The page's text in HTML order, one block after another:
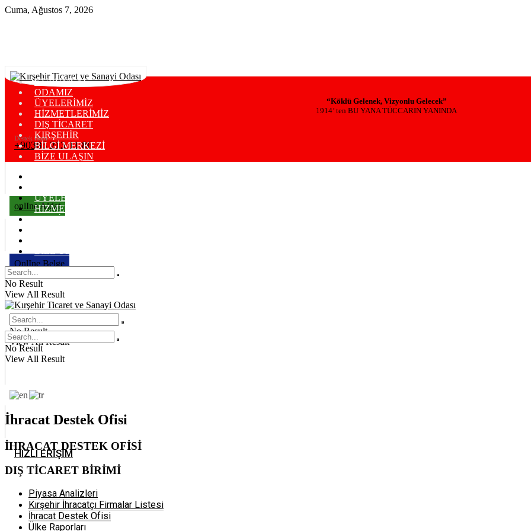
Cuma, Ağustos 7, 2026
“Köklü Gelenek, Vizyonlu Gelecek”
1914’ ten BU YANA TÜCCARIN YANINDA
Destek Hattı
+90386 213 11 86
onlIne Aidat
OnlIne Belge
No Result
View All Result
HIZLI ERİŞİM
KURUMSAL
ODAMIZ
ÜYELERİMİZ
HİZMETLERİMİZ
DIŞ TİCARET
KIRŞEHİR
BİLGİ MERKEZİ
BİZE ULAŞIN
ÜYELERİMİZ
HİZMETLERİMİZ
DIŞ TİCARET
No Result
View All Result
No Result
View All Result
İhracat Destek Ofisi
İHRACAT DESTEK OFİSİ
DIŞ TİCARET BİRİMİ
Piyasa Analizleri
Kırşehir İhracatçı Firmalar Listesi
İhracat Destek Ofisi
Ülke Raporları